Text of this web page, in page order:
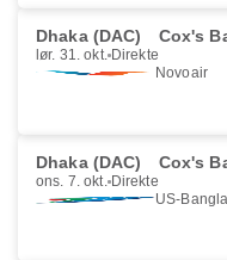
Dhaka (DAC) Cox's
lør. 31. okt. Direkte
Novoair
Dhaka (DAC) Cox's
ons. 7. okt. Direkte
US-